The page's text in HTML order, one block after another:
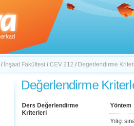
/ İnşaat Fakültesi / CEV 212 / Degerlendirme
Değerlendirme
Ders Değerlendirme
Kriterleri
Yöntem
Yıliçi